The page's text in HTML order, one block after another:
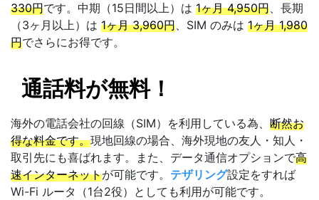
330円です。中期（15日間以上）は 1ヶ月 4,950円、長期
（3ヶ月以上）は 1ヶ月 3,960円、SIM のみは 1ヶ月 1,980
円でさらにお得です。
通話料が無料！
海外の電話会社の回線（SIM）を利用している為、 断然お
得な料金です。現地回線の場合、海外現地の友人・知人・
取引先にも喜ばれます。また、データ通信オプションで高
速インターネットが可能です。 テザリング設定をすれば
Wi-Fi ルータ（1台2役）としても利用が可能です。